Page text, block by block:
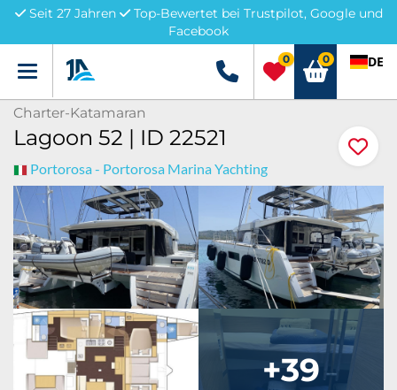
Seit 27 Jahren
Top-Bewertet bei Trustpilot, Google und
Facebook
Menü +49 5741 3222690
0 0 DE
Charter-Katamaran
Lagoon 52 | ID 22521
Portorosa - Portorosa Marina Yachting
+39